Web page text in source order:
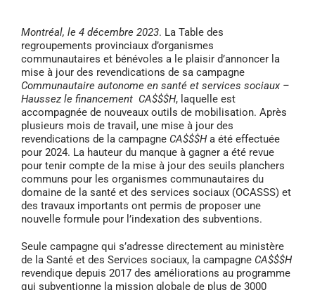
Montréal, le 4 décembre 2023. La Table des
regroupements provinciaux d’organismes
communautaires et bénévoles a le plaisir d’annoncer la
mise à jour des revendications de sa campagne
Communautaire autonome en santé et services sociaux –
Haussez le financement CA$$$H, laquelle est
accompagnée de nouveaux outils de mobilisation. Après
plusieurs mois de travail, une mise à jour des
revendications de la campagne CA$$$Ha été effectuée
pour 2024. La hauteur du manque à gagner a été revue
pour tenir compte de la mise à jour des seuils planchers
communs pour les organismes communautaires du
domaine de la santé et des services sociaux (OCASSS) et
des travaux importants ont permis de proposer une
nouvelle formule pour l’indexation des subventions.
Seule campagne qui s’adresse directement au ministère
de la Santé et des Services sociaux, la campagne CA$$$H
revendique depuis 2017 des améliorations au programme
qui subventionne la mission globale de plus de 3000